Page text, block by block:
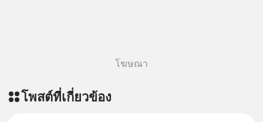
โฆษณา
โพสต์ที่เกี่ยวข้อง